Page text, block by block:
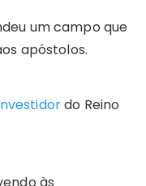
um campo que
apóstolos.
do Reino